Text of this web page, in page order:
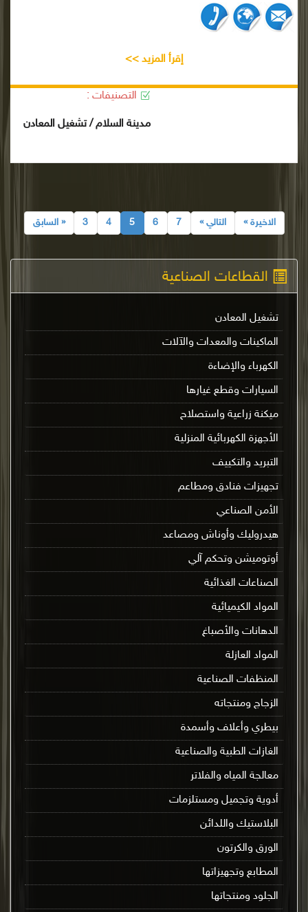
القطاعات الصناعية
تشغيل المعادن
الماكينات والمعدات والآلات
الكهرباء والإضاءة
السيارات وقطع غيارها
ميكنة زراعية واستصلاح
الأجهزة الكهربائية المنزلية
التبريد والتكييف
تجهيزات فنادق ومطاعم
الأمن الصناعي
هيدروليك وأوناش ومصاعد
أوتوميشن وتحكم آلي
الصناعات الغذائية
المواد الكيميائية
الدهانات والأصباغ
المواد العازلة
المنظفات الصناعية
الزجاج ومنتجاته
بيطري وأعلاف وأسمدة
الغازات الطبية والصناعية
معالجة المياه والفلاتر
أدوية وتجميل ومستلزمات
البلاستيك واللدائن
الورق والكرتون
المطابع وتجهيزاتها
الجلود ومنتجاتها
إقرأ المزيد >>
التصنيفات :
مدينة السلام / تشغيل المعادن
« السابق 3 4 5 6 7 التالي » الاخيرة »